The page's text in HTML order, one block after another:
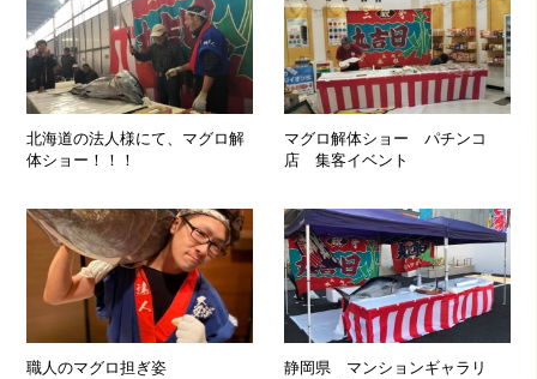
北海道の法人様にて、マグロ解
体ショー！！！
マグロ解体ショー パチンコ
店 集客イベント
職人のマグロ担ぎ姿
静岡県 マンションギャラリ